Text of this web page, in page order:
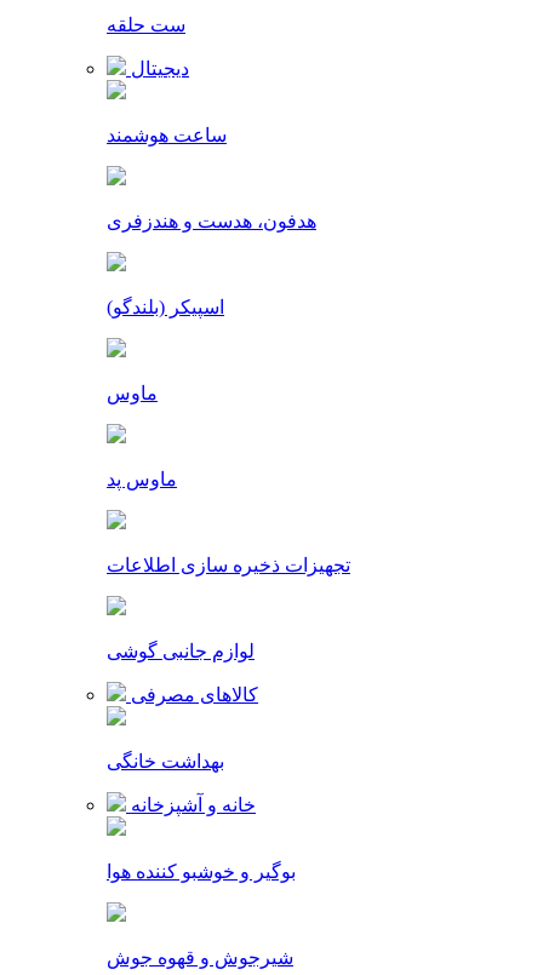
ست حلقه
دیجیتال
ساعت هوشمند
هدفون، هدست و هندزفری
اسپیکر (بلندگو)
ماوس
ماوس پد
تجهیزات ذخیره سازی اطلاعات
لوازم جانبی گوشی
کالاهای مصرفی
بهداشت خانگی
خانه و آشپزخانه
بوگیر و خوشبو کننده هوا
شیرجوش و قهوه جوش